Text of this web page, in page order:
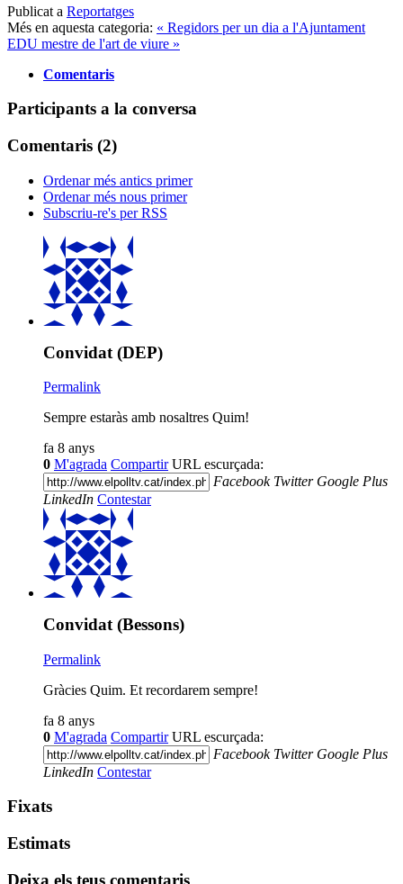
Publicat a Reportatges
Més en aquesta categoria: « Regidors per un dia a l'Ajuntament
EDU mestre de l'art de viure »
Comentaris
Participants a la conversa
Comentaris (2)
Ordenar més antics primer
Ordenar més nous primer
Subscriu-re's per RSS
Convidat (DEP)
Permalink
Sempre estaràs amb nosaltres Quim!
fa 8 anys
0 M'agrada Compartir URL escurçada:
Facebook Twitter Google Plus
LinkedIn Contestar
Convidat (Bessons)
Permalink
Gràcies Quim. Et recordarem sempre!
fa 8 anys
0 M'agrada Compartir URL escurçada:
Facebook Twitter Google Plus
LinkedIn Contestar
Fixats
Estimats
Deixa els teus comentaris